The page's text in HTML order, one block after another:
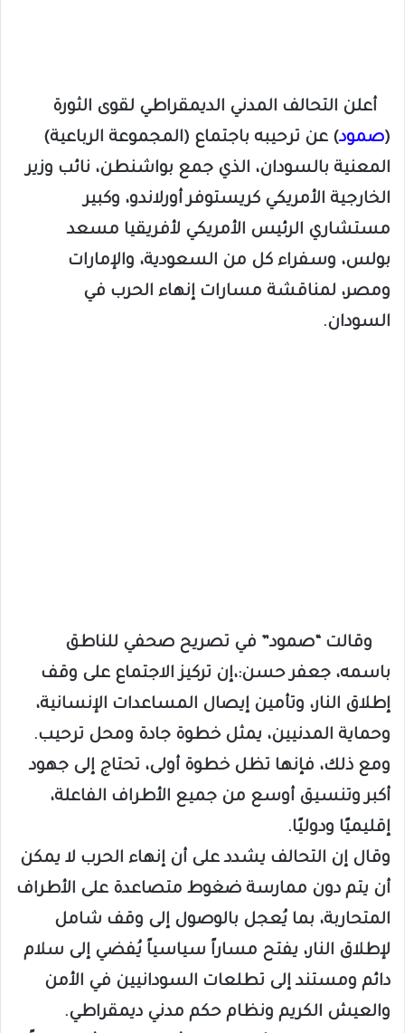
أعلن التحالف المدني الديمقراطي لقوى الثورة
(صمود) عن ترحيبه باجتماع (المجموعة الرباعية)
المعنية بالسودان، الذي جمع بواشنطن، نائب وزير
الخارجية الأمريكي كريستوفر أورلاندو، وكبير
مستشاري الرئيس الأمريكي لأفريقيا مسعد
بولس، وسفراء كل من السعودية، والإمارات
ومصر، لمناقشة مسارات إنهاء الحرب في
السودان.
وقالت “صمود” في تصريح صحفي للناطق
باسمه، جعفر حسن:،إن تركيز الاجتماع على وقف
إطلاق النار، وتأمين إيصال المساعدات الإنسانية،
وحماية المدنيين، يمثل خطوة جادة ومحل ترحيب.
ومع ذلك، فإنها تظل خطوة أولى، تحتاج إلى جهود
أكبر وتنسيق أوسع من جميع الأطراف الفاعلة،
إقليميًا ودوليًا.
وقال إن التحالف يشدد على أن إنهاء الحرب لا يمكن
أن يتم دون ممارسة ضغوط متصاعدة على الأطراف
المتحاربة، بما يُعجل بالوصول إلى وقف شامل
لإطلاق النار، يفتح مساراً سياسياً يُفضي إلى سلام
دائم ومستند إلى تطلعات السودانيين في الأمن
والعيش الكريم ونظام حكم مدني ديمقراطي.